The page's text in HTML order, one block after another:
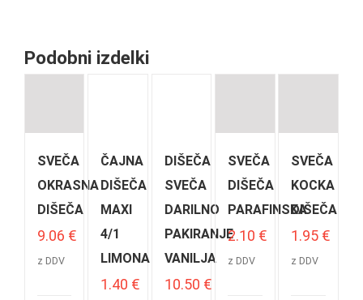
Podobni izdelki
SVEČA
OKRASNA
DIŠEČA
9.06 €
z DDV
ČAJNA
DIŠEČA
MAXI
4/1
LIMONA
1.40 €
DIŠEČA
SVEČA
DARILNO
PAKIRANJE
VANILJA
10.50 €
SVEČA
DIŠEČA
PARAFINSKA
2.10 €
z DDV
SVEČA
KOCKA
DIŠEČA
1.95 €
z DDV